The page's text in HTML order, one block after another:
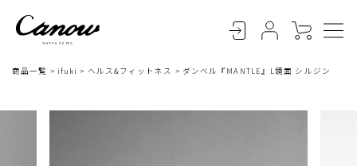
商品一覧 ifuki ヘルス&フィットネス ダンベル『MANTLE』L鏡面 シルジン